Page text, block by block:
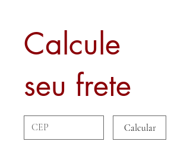
Calcule
seu frete
Calcular